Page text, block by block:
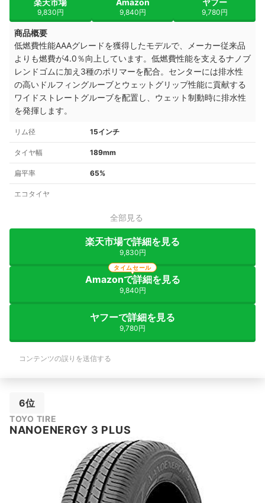
楽天市場
9,830円
Amazon
9,840円
ヤフー
9,780円
商品概要
低燃費性能AAAグレードを獲得したモデルで、メーカー従来品
よりも燃費が4.0％向上しています。低燃費性能を支えるナノブ
レンドゴムに加え3種のポリマーを配合。センターには排水性
の高いドルフィングルーブとウェットグリップ性能に貢献する
ワイドストレートグルーブを配置し、ウェット制動時に排水性
を発揮します。
リム径 15インチ
タイヤ幅 189mm
扁平率 65%
エコタイヤ
全部見る
楽天市場で詳細を見る
9,830円
Amazonで詳細を見る
9,840円
タイムセール
ヤフーで詳細を見る
9,780円
コンテンツの誤りを送信する
6位
TOYO TIRE
NANOENERGY 3 PLUS